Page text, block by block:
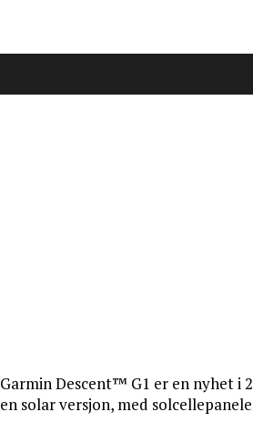
Garmin Descent™ G1 er en nyhet i
en solar versjon, med